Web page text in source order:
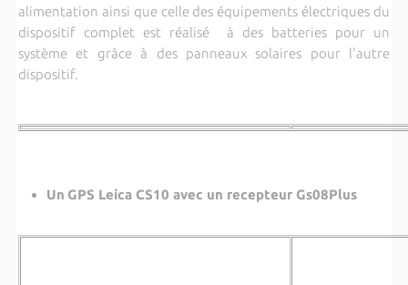
alimentation ainsi que celle des équipements électriques du
dispositif complet est réalisé à des batteries pour un
système et grâce à des panneaux solaires pour l'autre
dispositif.
Un GPS Leica CS10 avec un recepteur Gs08Plus